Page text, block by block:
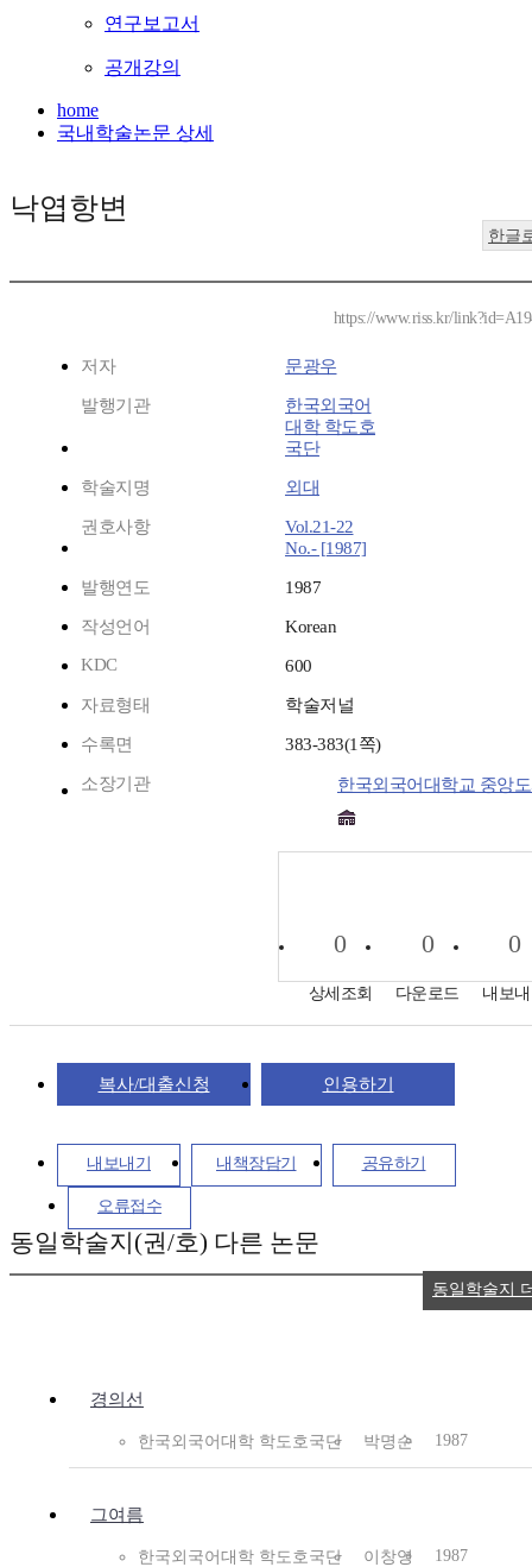
연구보고서
공개강의
home
국내학술논문 상세
낙엽항변
한글
https://www.riss.kr/
저자 문광우
발행기관
한국외국어
대학 학도호
국단
학술지명 외대
권호사항
Vol.21-22
No.- [1987]
발행연도 1987
작성언어
Korean
KDC
600
자료형태 학술저널
수록면 383-383(1쪽)
소장기관 한국외국어대학교 중앙
0
상세조회
0
다운로드
0
내보
복사/대출신청 인용하기
내보내기 내책장담기 공유하기
오류접수
동일학술지(권/호) 다른 논문
경의선
한국외국어대학 학도호국단 박명순 1987
그여름
한국외국어대학 학도호국단 이창영 1987
동일학술지